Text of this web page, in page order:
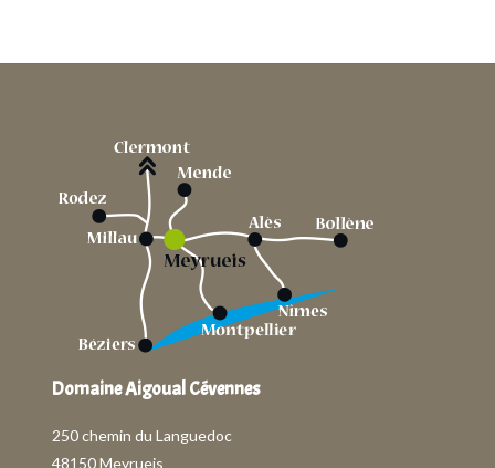
Domaine Aigoual Cévennes
250 chemin du Languedoc
48150 Meyrueis